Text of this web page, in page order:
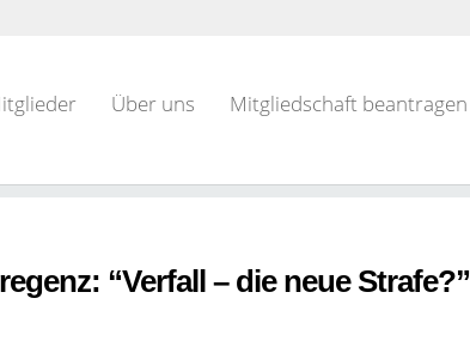
Über uns Mitgliedschaft beantragen
“Verfall – die neue Strafe?”